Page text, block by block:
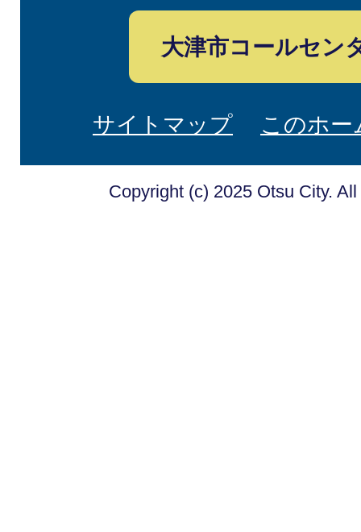
大津市コールセン
サイトマップ このホ
Copyright (c) 2025 Otsu City.